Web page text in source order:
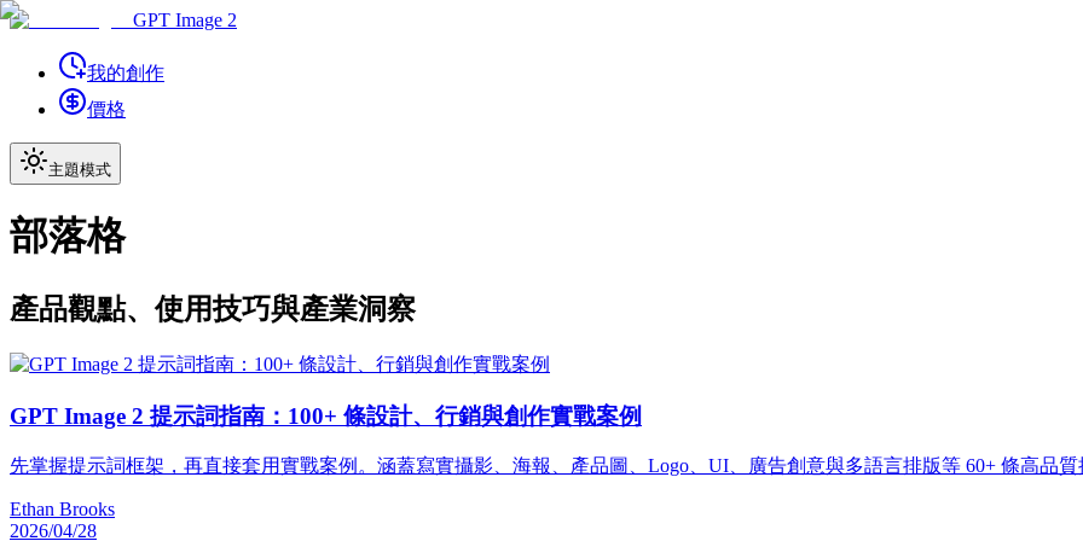
GPT Image 2
我的創作
價格
主題模式
部落格
產品觀點、使用技巧與產業洞察
GPT Image 2 提示詞指南：100+ 條設計、行銷與創作實戰案例
先掌握提示詞框架，再直接套用實戰案例。涵蓋寫實攝影、海報、產品圖、Logo、UI、廣告創意與多語言排版等 60+ 條高品質
Ethan Brooks
2026/04/28